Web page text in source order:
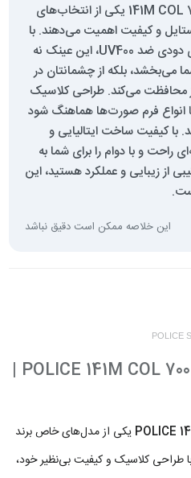
عینک آفتابی پلیس مدل 141M COL 700B یکی از انتخاب‌های
و کیفیت اهمیت می‌دهند. با
فریم فلزی مشکی و عدسی‌های دودی ضد UV400، این عینک نه
می‌بخشد، بلکه از چشمانتان در
محافظت می‌کند. طراحی کلاسیک
انواع فرم صورت‌ها هماهنگ شود
با کیفیت ساخت ایتالیایی و
راحت و با دوام را برای شما به
از زیبایی و عملکرد هستید، این
این خلاصه ممکن است دقیق نباشد
POLICE
🕶️ عینک آفتابی پلیس POLICE 141M COL 700B |
یکی از مدل‌های خاص برند
طراحی کلاسیک و کیفیت بی‌نظیر خود،